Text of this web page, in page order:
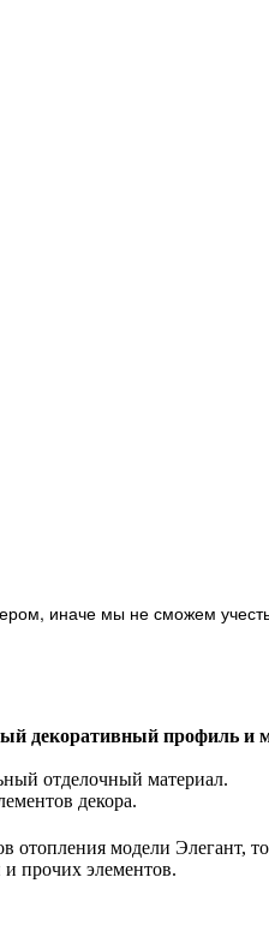
иначе мы не сможем
декоративный профиль
отделочный материал.
декора.
отопления модели
прочих элементов.